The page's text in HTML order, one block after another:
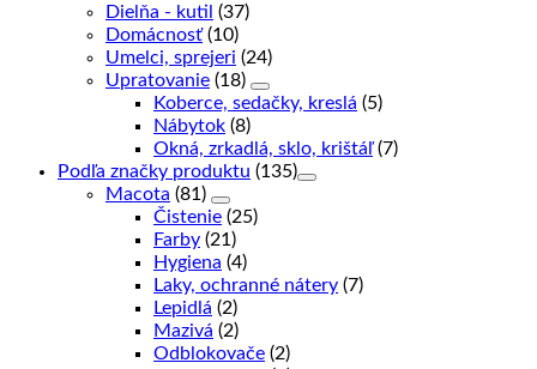
Dielňa - kutil (37)
Domácnosť (10)
Umelci, sprejeri (24)
Upratovanie (18)
Koberce, sedačky, kreslá (5)
Nábytok (8)
Okná, zrkadlá, sklo, krištáľ (7)
Podľa značky produktu (135)
Macota (81)
Čistenie (25)
Farby (21)
Hygiena (4)
Laky, ochranné nátery (7)
Lepidlá (2)
Mazivá (2)
Odblokovače (2)